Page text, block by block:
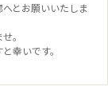
とお願いいたしま
。
幸いです。